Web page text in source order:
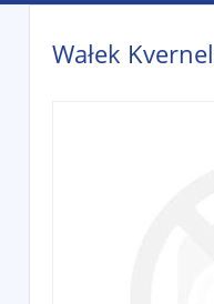
Wałek